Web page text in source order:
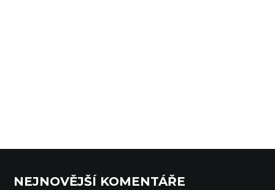
NEJNOVĚJŠÍ KOMENTÁŘE